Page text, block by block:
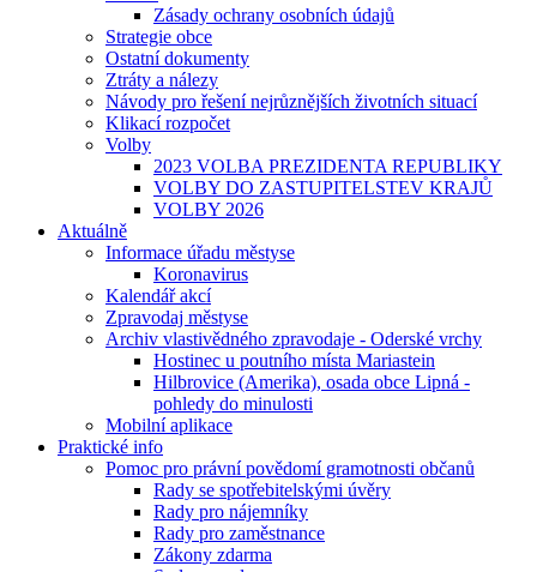
Zásady ochrany osobních údajů
Strategie obce
Ostatní dokumenty
Ztráty a nálezy
Návody pro řešení nejrůznějších životních situací
Klikací rozpočet
Volby
2023 VOLBA PREZIDENTA REPUBLIKY
VOLBY DO ZASTUPITELSTEV KRAJŮ
VOLBY 2026
Aktuálně
Informace úřadu městyse
Koronavirus
Kalendář akcí
Zpravodaj městyse
Archiv vlastivědného zpravodaje - Oderské vrchy
Hostinec u poutního místa Mariastein
Hilbrovice (Amerika), osada obce Lipná -
pohledy do minulosti
Mobilní aplikace
Praktické info
Pomoc pro právní povědomí gramotnosti občanů
Rady se spotřebitelskými úvěry
Rady pro nájemníky
Rady pro zaměstnance
Zákony zdarma